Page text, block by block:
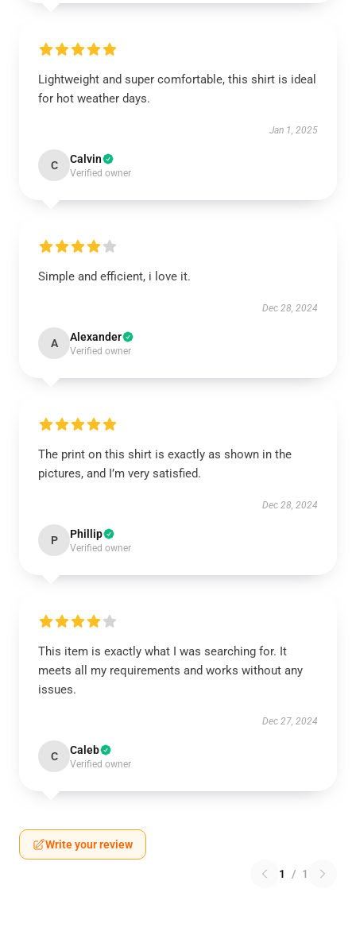
Lightweight and super comfortable, this shirt is ideal
for hot weather days.
Jan 1, 2025
C Calvin
Verified owner
Simple and efficient, i love it.
Dec 28, 2024
A Alexander
Verified owner
The print on this shirt is exactly as shown in the
pictures, and I’m very satisfied.
Dec 28, 2024
P Phillip
Verified owner
This item is exactly what I was searching for. It
meets all my requirements and works without any
issues.
Dec 27, 2024
C Caleb
Verified owner
Write your review
1 / 1